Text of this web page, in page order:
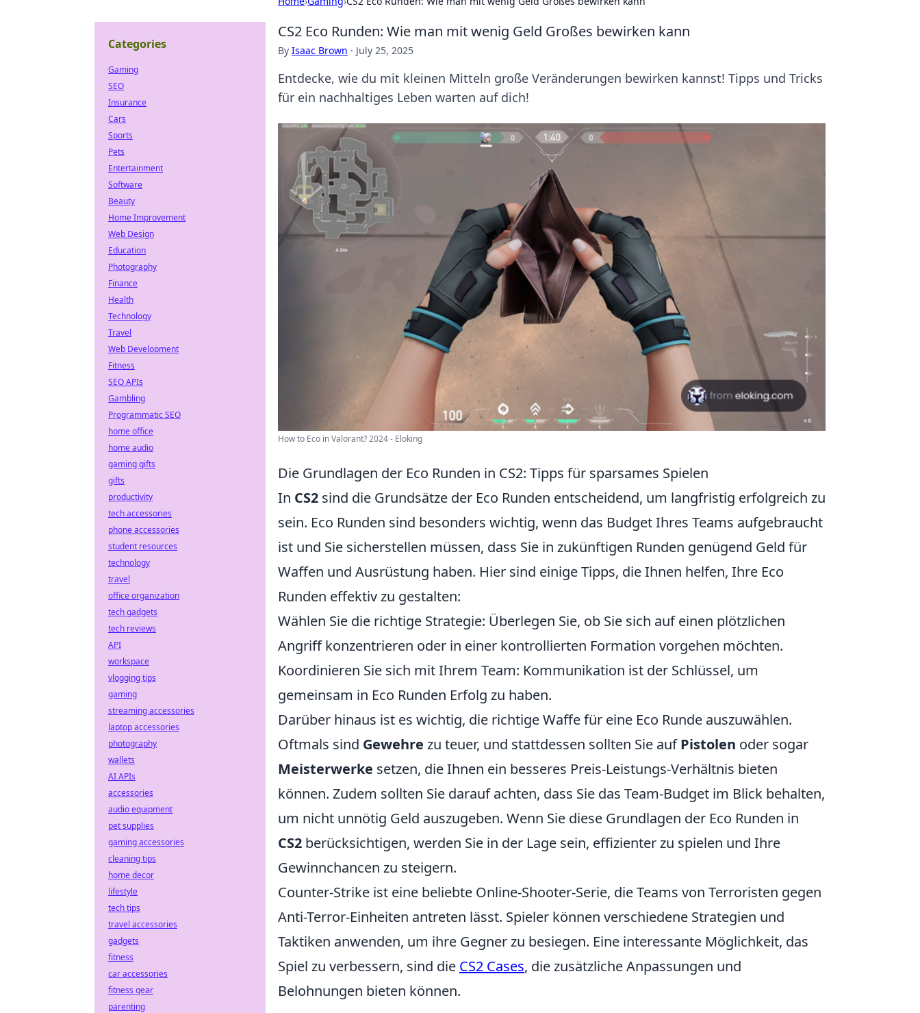
CS2 Eco Runden: Wie man mit wenig Geld Großes bewirken kann
By Isaac Brown · July 25, 2025
Entdecke, wie du mit kleinen Mitteln große Veränderungen bewirken kannst! Tipps und Tricks
für ein nachhaltiges Leben warten auf dich!
How to Eco in Valorant? 2024 - Eloking
Die Grundlagen der Eco Runden in CS2: Tipps für sparsames Spielen
In CS2 sind die Grundsätze der Eco Runden entscheidend, um langfristig erfolgreich zu
sein. Eco Runden sind besonders wichtig, wenn das Budget Ihres Teams aufgebraucht
ist und Sie sicherstellen müssen, dass Sie in zukünftigen Runden genügend Geld für
Waffen und Ausrüstung haben. Hier sind einige Tipps, die Ihnen helfen, Ihre Eco
Runden effektiv zu gestalten:
Wählen Sie die richtige Strategie: Überlegen Sie, ob Sie sich auf einen plötzlichen
Angriff konzentrieren oder in einer kontrollierten Formation vorgehen möchten.
Koordinieren Sie sich mit Ihrem Team: Kommunikation ist der Schlüssel, um
gemeinsam in Eco Runden Erfolg zu haben.
Darüber hinaus ist es wichtig, die richtige Waffe für eine Eco Runde auszuwählen.
Oftmals sind Gewehre zu teuer, und stattdessen sollten Sie aufPistolen oder sogar
Meisterwerke setzen, die Ihnen ein besseres Preis-Leistungs-Verhältnis bieten
können. Zudem sollten Sie darauf achten, dass Sie das Team-Budget im Blick behalten,
um nicht unnötig Geld auszugeben. Wenn Sie diese Grundlagen der Eco Runden in
CS2 berücksichtigen, werden Sie in der Lage sein, effizienter zu spielen und Ihre
Gewinnchancen zu steigern.
Counter-Strike ist eine beliebte Online-Shooter-Serie, die Teams von Terroristen gegen
Anti-Terror-Einheiten antreten lässt. Spieler können verschiedene Strategien und
Taktiken anwenden, um ihre Gegner zu besiegen. Eine interessante Möglichkeit, das
Spiel zu verbessern, sind die CS2 Cases, die zusätzliche Anpassungen und
Belohnungen bieten können.
Categories
Gaming
SEO
Insurance
Cars
Sports
Pets
Entertainment
Software
Beauty
Home Improvement
Web Design
Education
Photography
Finance
Health
Technology
Travel
Web Development
Fitness
SEO APIs
Gambling
Programmatic SEO
home office
home audio
gaming gifts
gifts
productivity
tech accessories
phone accessories
student resources
technology
travel
office organization
tech gadgets
tech reviews
API
workspace
vlogging tips
gaming
streaming accessories
laptop accessories
photography
wallets
AI APIs
accessories
audio equipment
pet supplies
gaming accessories
cleaning tips
home decor
lifestyle
tech tips
travel accessories
gadgets
fitness
car accessories
fitness gear
parenting